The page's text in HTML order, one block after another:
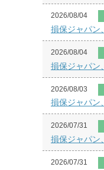
2026/08/04
損保ジャパン
2026/08/04
損保ジャパン
2026/08/03
損保ジャパン
2026/07/31
損保ジャパン
2026/07/31